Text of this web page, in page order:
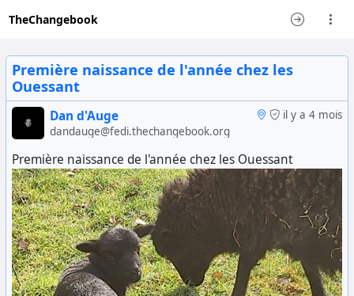
TheChangebook
Première naissance de l'année chez les
Ouessant
il y a 4 mois
Dan d'Auge
dandauge@fedi.thechangebook.org
Première naissance de l'année chez les Ouessant